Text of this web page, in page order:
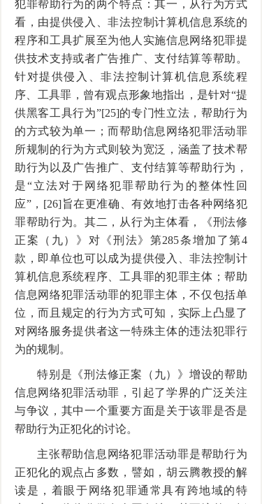
犯罪帮助行为的两个特点：其一，从行为方式
看，由提供侵入、非法控制计算机信息系统的
程序和工具扩展至为他人实施信息网络犯罪提
供技术支持或者广告推广、支付结算等帮助。
针对提供侵入、非法控制计算机信息系统程
序、工具罪，曾有观点形象地指出，是针对“提
供黑客工具行为”[25]的专门性立法，帮助行为
的方式较为单一；而帮助信息网络犯罪活动罪
所规制的行为方式则较为宽泛，涵盖了技术帮
助行为以及广告推广、支付结算等帮助行为，
是“立法对于网络犯罪帮助行为的整体性回
应”，[26]旨在更准确、有效地打击各种网络犯
罪帮助行为。其二，从行为主体看，《刑法修
正案（九）》对《刑法》第285条增加了第4
款，即单位也可以成为提供侵入、非法控制计
算机信息系统程序、工具罪的犯罪主体；帮助
信息网络犯罪活动罪的犯罪主体，不仅包括单
位，而且规定的行为方式可知，实际上凸显了
对网络服务提供者这一特殊主体的违法犯罪行
为的规制。
特别是《刑法修正案（九）》增设的帮助
信息网络犯罪活动罪，引起了学界的广泛关注
与争议，其中一个重要方面是关于该罪是否是
帮助行为正犯化的讨论。
主张帮助信息网络犯罪活动罪是帮助行为
正犯化的观点占多数，譬如，胡云腾教授的解
读是，着眼于网络犯罪通常具有跨地域的特